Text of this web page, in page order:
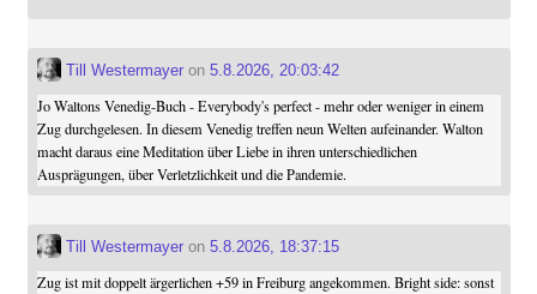
Till Westermayeron 5.8.2026, 20:03:42
Jo Waltons Venedig-Buch - Everybody's perfect - mehr oder weniger in einem
Zug durchgelesen. In diesem Venedig treffen neun Welten aufeinander. Walton
macht daraus eine Meditation über Liebe in ihren unterschiedlichen
Ausprägungen, über Verletzlichkeit und die Pandemie.
Till Westermayeron 5.8.2026, 18:37:15
Zug ist mit doppelt ärgerlichen +59 in Freiburg angekommen. Bright side: sonst